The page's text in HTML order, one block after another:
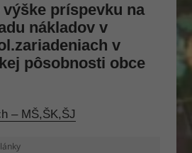
výške príspevku na
nákladov v
v
pôsobnosti obce
– MŠ,ŠK,ŠJ
Štatistiky
Aby sme
mohli
zlepšiť
funkčnosť
webovej
stránky na